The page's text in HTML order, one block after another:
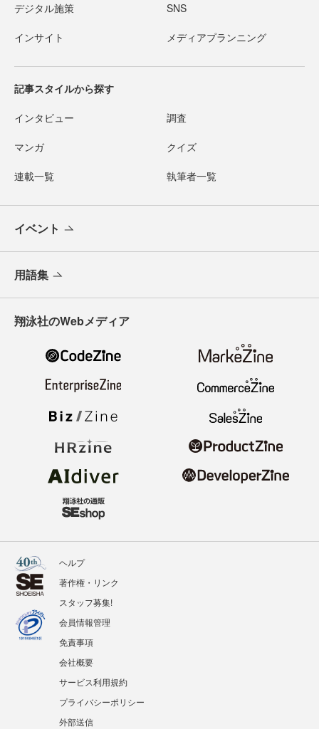
デジタル施策 SNS
インサイト メディアプランニング
記事スタイルから探す
インタビュー 調査
マンガ クイズ
連載一覧 執筆者一覧
イベント
用語集
翔泳社のWebメディア
ヘルプ
著作権・リンク
スタッフ募集!
会員情報管理
免責事項
会社概要
サービス利用規約
プライバシーポリシー
外部送信